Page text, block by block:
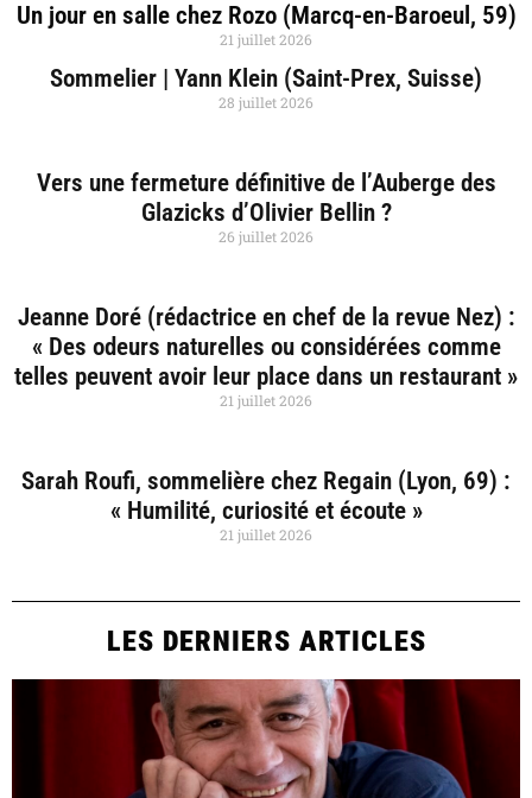
Un jour en salle chez Rozo (Marcq-en-Baroeul, 59)
21 juillet 2026
Sommelier | Yann Klein (Saint-Prex, Suisse)
28 juillet 2026
Vers une fermeture définitive de l’Auberge des
Glazicks d’Olivier Bellin ?
26 juillet 2026
Jeanne Doré (rédactrice en chef de la revue Nez) :
« Des odeurs naturelles ou considérées comme
telles peuvent avoir leur place dans un restaurant »
21 juillet 2026
Sarah Roufi, sommelière chez Regain (Lyon, 69) :
« Humilité, curiosité et écoute »
21 juillet 2026
LES DERNIERS ARTICLES